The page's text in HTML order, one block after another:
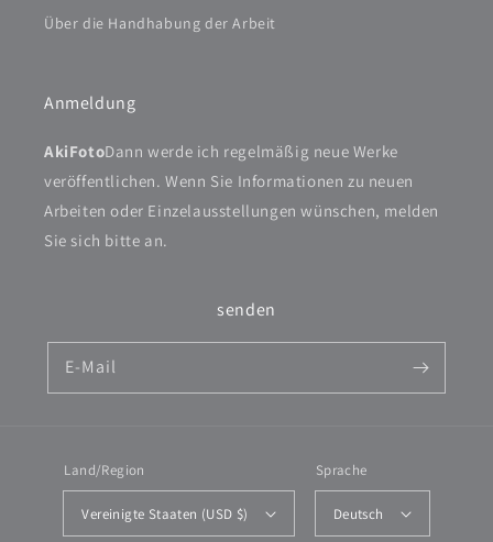
Über die Handhabung der Arbeit
Anmeldung
AkiFotoDann werde ich regelmäßig neue Werke
veröffentlichen. Wenn Sie Informationen zu neuen
Arbeiten oder Einzelausstellungen wünschen, melden
Sie sich bitte an.
senden
E-Mail
Land/Region
Vereinigte Staaten (USD $)
Sprache
Deutsch